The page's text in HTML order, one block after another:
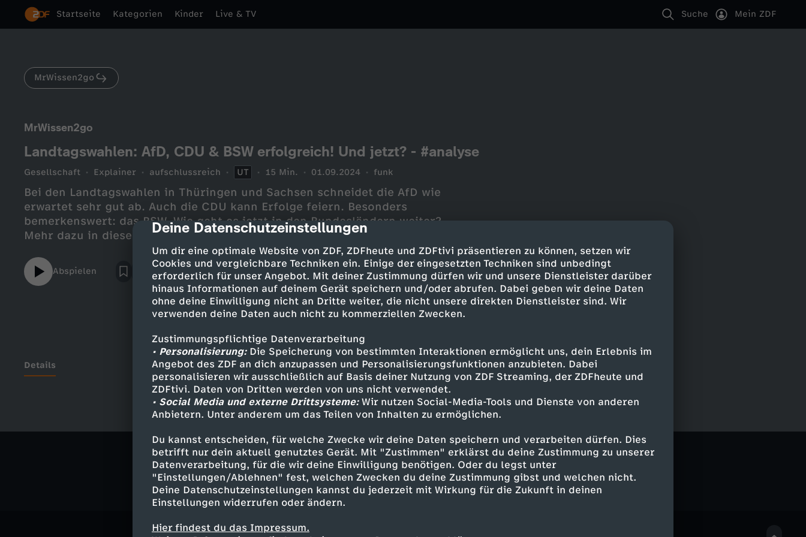
cmp-dialog-description
Deine Datenschutzeinstellungen
Um dir eine optimale Website von ZDF, ZDFheute und ZDFtivi präsentieren zu können, setzen wir
Cookies und vergleichbare Techniken ein. Einige der eingesetzten Techniken sind unbedingt
erforderlich für unser Angebot. Mit deiner Zustimmung dürfen wir und unsere Dienstleister darüber
hinaus Informationen auf deinem Gerät speichern und/oder abrufen. Dabei geben wir deine Daten
ohne deine Einwilligung nicht an Dritte weiter, die nicht unsere direkten Dienstleister sind. Wir
verwenden deine Daten auch nicht zu kommerziellen Zwecken.
Zustimmungspflichtige Datenverarbeitung
• Personalisierung:Die Speicherung von bestimmten Interaktionen ermöglicht uns, dein Erlebnis im
Angebot des ZDF an dich anzupassen und Personalisierungsfunktionen anzubieten. Dabei
personalisieren wir ausschließlich auf Basis deiner Nutzung von ZDF Streaming, der ZDFheute und
ZDFtivi. Daten von Dritten werden von uns nicht verwendet.
• Social Media und externe Drittsysteme:Wir nutzen Social-Media-Tools und Dienste von anderen
Anbietern. Unter anderem um das Teilen von Inhalten zu ermöglichen.
Du kannst entscheiden, für welche Zwecke wir deine Daten speichern und verarbeiten dürfen. Dies
betrifft nur dein aktuell genutztes Gerät. Mit "Zustimmen" erklärst du deine Zustimmung zu unserer
Datenverarbeitung, für die wir deine Einwilligung benötigen. Oder du legst unter
"Einstellungen/Ablehnen" fest, welchen Zwecken du deine Zustimmung gibst und welchen nicht.
Deine Datenschutzeinstellungen kannst du jederzeit mit Wirkung für die Zukunft in deinen
Einstellungen widerrufen oder ändern.
Hier findest du das Impressum.
Startseite Kategorien Kinder Live & TV Suche Mein ZDF
MrWissen2go
MrWissen2go
Landtagswahlen: AfD, CDU & BSW erfolgreich! Und jetzt? - #analyse
Gesellschaft Explainer aufschlussreich UT 15 Min. 01.09.2024 funk
Bei den Landtagswahlen in Thüringen und Sachsen schneidet die AfD wie
erwartet sehr gut ab. Auch die CDU kann Erfolge feiern. Besonders
bemerkenswert: das BSW. Wie geht es jetzt in den Bundesländern weiter?
Mehr dazu in diesem Video.
Abspielen
Details
Ähnliche Inhalte entdecken
Gesellschaft Explainer aufschlussreich Untertitel MrWissen2go